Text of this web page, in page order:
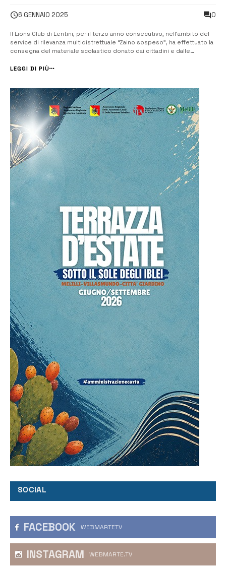
6 GENNAIO 2025 0
Il Lions Club di Lentini, per il terzo anno consecutivo, nell’ambito del
service di rilevanza multidistrettuale “Zaino sospeso”, ha effettuato la
consegna del materiale scolastico donato dai cittadini e dalle
stato consegnato alla Parrocchia Santa Tecla in Carlentini ...
LEGGI DI PIÙ
SOCIAL
FACEBOOK WEBMARTETV
INSTAGRAM WEBMARTE.TV